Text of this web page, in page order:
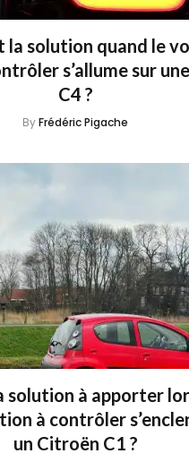
la solution quand le
s’allume sur
C4 ?
ByFrédéric Pigache
solution à apporter
à contrôler
un Citroën C1 ?